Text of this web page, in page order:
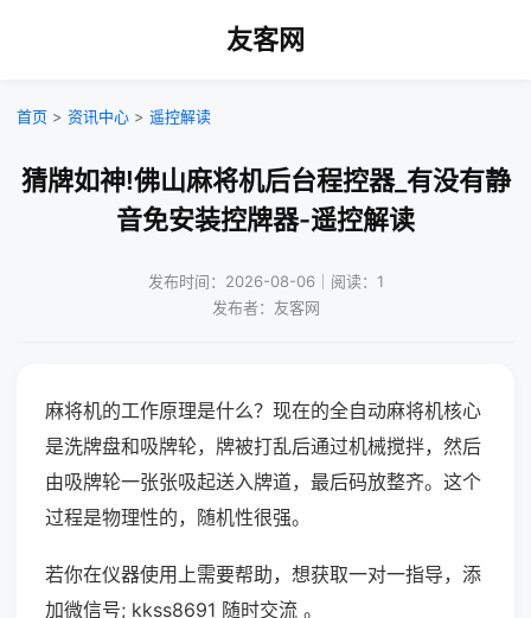
友客网
首页 > 资讯中心 > 遥控解读
猜牌如神!佛山麻将机后台程控器_有没有静
音免安装控牌器-遥控解读
发布时间：2026-08-06｜阅读：1
发布者：友客网
麻将机的工作原理是什么？现在的全自动麻将机核心
是洗牌盘和吸牌轮，牌被打乱后通过机械搅拌，然后
由吸牌轮一张张吸起送入牌道，最后码放整齐。这个
过程是物理性的，随机性很强。
若你在仪器使用上需要帮助，想获取一对一指导，添
加微信号; kkss8691 随时交流 。